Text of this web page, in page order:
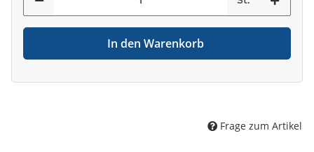
In den Warenkorb
Frage zum Artikel